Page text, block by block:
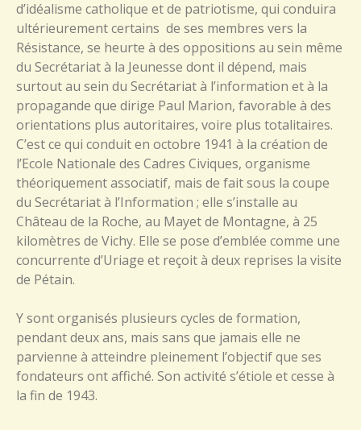
d’idéalisme catholique et de patriotisme, qui conduira
ultérieurement certains de ses membres vers la
Résistance, se heurte à des oppositions au sein même
du Secrétariat à la Jeunesse dont il dépend, mais
surtout au sein du Secrétariat à l’information et à la
propagande que dirige Paul Marion, favorable à des
orientations plus autoritaires, voire plus totalitaires.
C’est ce qui conduit en octobre 1941 à la création de
l’Ecole Nationale des Cadres Civiques, organisme
théoriquement associatif, mais de fait sous la coupe
du Secrétariat à l’Information ; elle s’installe au
Château de la Roche, au Mayet de Montagne, à 25
kilomètres de Vichy. Elle se pose d’emblée comme une
concurrente d’Uriage et reçoit à deux reprises la visite
de Pétain.
Y sont organisés plusieurs cycles de formation,
pendant deux ans, mais sans que jamais elle ne
parvienne à atteindre pleinement l’objectif que ses
fondateurs ont affiché. Son activité s’étiole et cesse à
la fin de 1943.